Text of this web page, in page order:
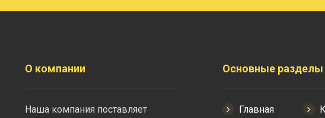
О компании
Наша компания поставляет
Основные разделы
Главная